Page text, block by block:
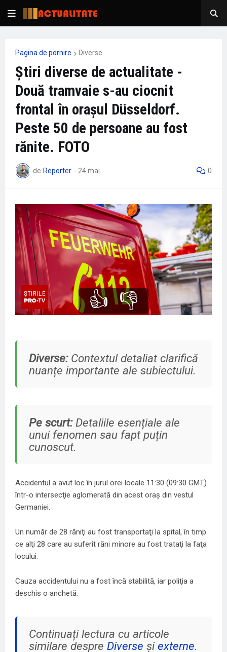
Pagina de pornire Diverse
Știri diverse de actualitate -
Două tramvaie s-au ciocnit
frontal în orașul Düsseldorf.
Peste 50 de persoane au fost
rănite. FOTO
de Reporter - 24 mai 0
👍 👎
Diverse:Contextul detaliat clarifică
nuanțe importante ale subiectului.
Pe scurt:Detaliile esențiale ale
unui fenomen sau fapt puțin
cunoscut.
Accidentul a avut loc în jurul orei locale 11:30 (09:30 GMT)
într-o intersecţie aglomerată din acest oraş din vestul
Germaniei.
Un număr de 28 răniţi au fost transportaţi la spital, în timp
ce alţi 28 care au suferit răni minore au fost trataţi la faţa
locului.
Cauza accidentului nu a fost încă stabilită, iar poliţia a
deschis o anchetă.
Continuați lectura cu articole
similare despre Diverse șiexterne.